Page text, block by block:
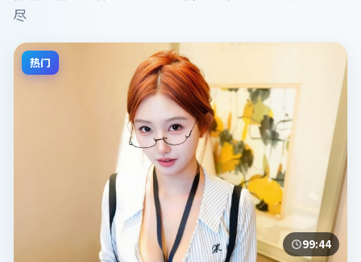
尽
热门
99:44